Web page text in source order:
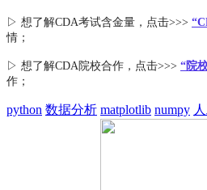
▷ 想了解CDA考试含金量 ，点击>>>
情；
▷ 想了解CDA 院校合作 ，点击>>> “院
作；
python 数据分析 matplotlib numpy